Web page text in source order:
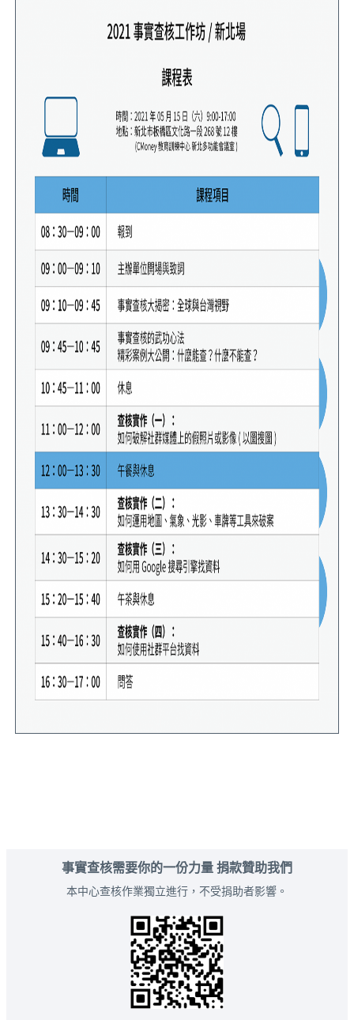
事實查核需要你的一份力量 捐款贊助我們
本中心查核作業獨立進行，不受捐助者影響。